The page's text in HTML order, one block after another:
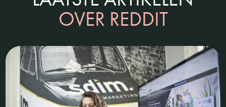
OVER REDDIT